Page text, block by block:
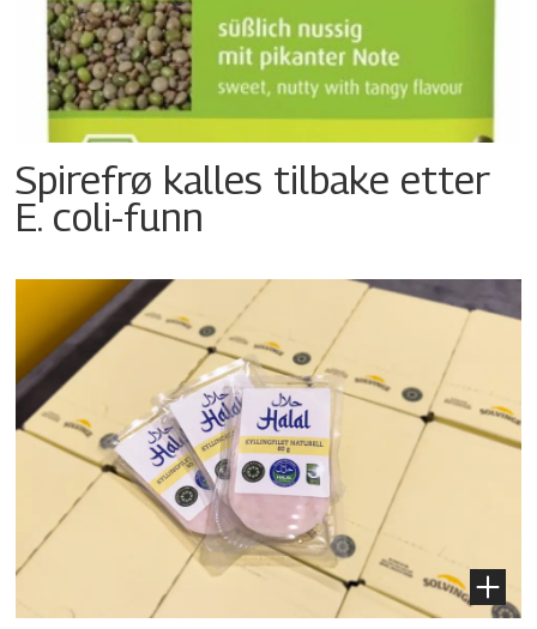
Spirefrø kalles tilbake etter
E. coli-funn